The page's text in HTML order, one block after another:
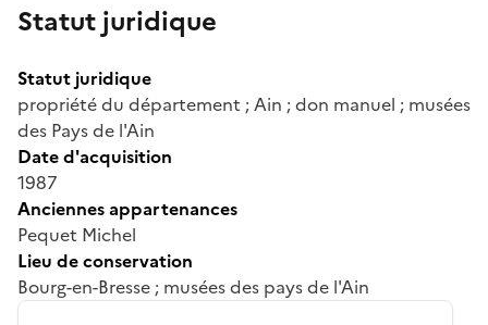
Statut juridique
Statut juridique
propriété du département ; Ain ; don manuel ; musées
des Pays de l'Ain
Date d'acquisition
1987
Anciennes appartenances
Pequet Michel
Lieu de conservation
Bourg-en-Bresse ; musées des pays de l'Ain